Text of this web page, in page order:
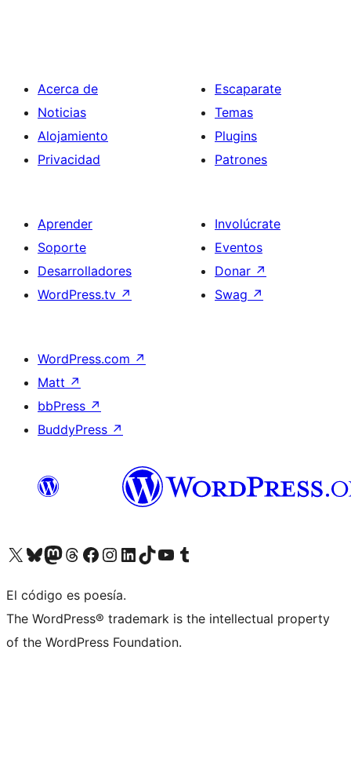
Acerca de
Noticias
Alojamiento
Privacidad
Escaparate
Temas
Plugins
Patrones
Aprender
Soporte
Desarrolladores
WordPress.tv ↗
Involúcrate
Eventos
Donar ↗
Swag ↗
WordPress.com ↗
Matt ↗
bbPress ↗
BuddyPress ↗
Visita nuestra cuenta de X (anteriormente Twitter)
Visita nuestra cuenta de Bluesky
Visita nuestra cuenta de Mastodon
Visita nuestra cuenta de Threads
Visita nuestra página de Facebook
Visita nuestra cuenta de Instagram
Visita nuestra cuenta de LinkedIn
Visita nuestra cuenta de TikTok
Visita nuestro canal de YouTube
Visita nuestra cuenta de Tumblr
El código es poesía.
The WordPress® trademark is the intellectual property
of the WordPress Foundation.